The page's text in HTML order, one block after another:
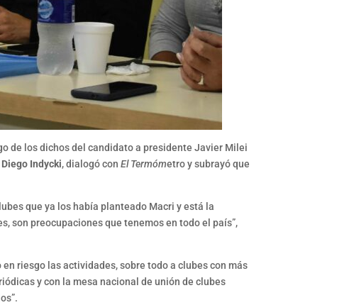
de los dichos del candidato a presidente Javier Milei
Diego Indycki, dialogó conEl Termómetro y subrayó que
que ya los había planteado Macri y está la
son preocupaciones que tenemos en todo el país”,
riesgo las actividades, sobre todo a clubes con más
y con la mesa nacional de unión de clubes